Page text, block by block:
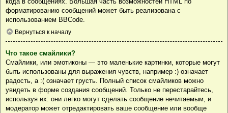
форматированию сообщений может быть реализована с
использованием BBCode.
Вернуться к началу
Что такое смайлики?
Смайлики, или эмотиконы — это маленькие картинки, которые могут
быть использованы для выражения чувств, например :) означает
радость, а :( означает грусть. Полный список смайликов можно
увидеть в форме создания сообщений. Только не перестарайтесь,
используя их: они легко могут сделать сообщение нечитаемым, и
модератор может отредактировать ваше сообщение или вообще